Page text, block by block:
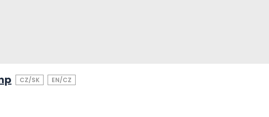
CZ/SK EN/CZ